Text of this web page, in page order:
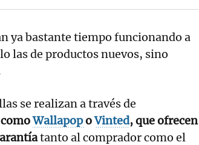
ya bastante tiempo funcionando a
las de productos nuevos, sino
se realizan a través de
WallapopoVinted, que ofrecen
tanto al comprador como el